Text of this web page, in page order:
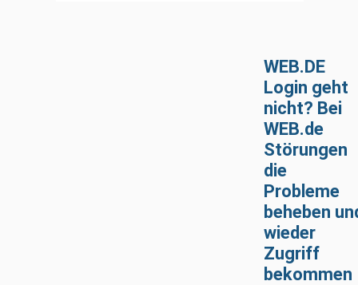
WEB.DE
Login geht
nicht? Bei
WEB.de
Störungen
die
Probleme
beheben
wieder
Zugriff
bekommen